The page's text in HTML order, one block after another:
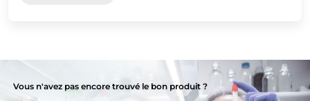
Vous n'avez pas encore trouvé le bon produit ?